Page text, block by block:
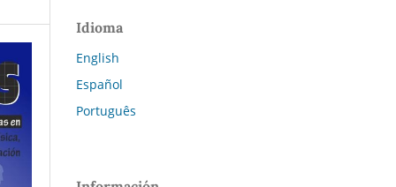
Idioma
English
Español
Português